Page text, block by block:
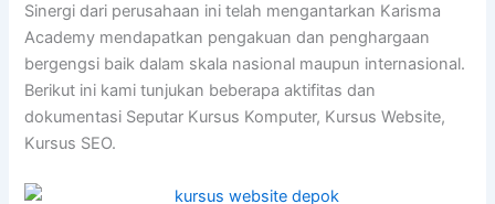
Sinergi dari perusahaan ini telah mengantarkan Karisma
Academy mendapatkan pengakuan dan penghargaan
bergengsi baik dalam skala nasional maupun internasional.
Berikut ini kami tunjukan beberapa aktifitas dan
dokumentasi Seputar Kursus Komputer, Kursus Website,
Kursus SEO.